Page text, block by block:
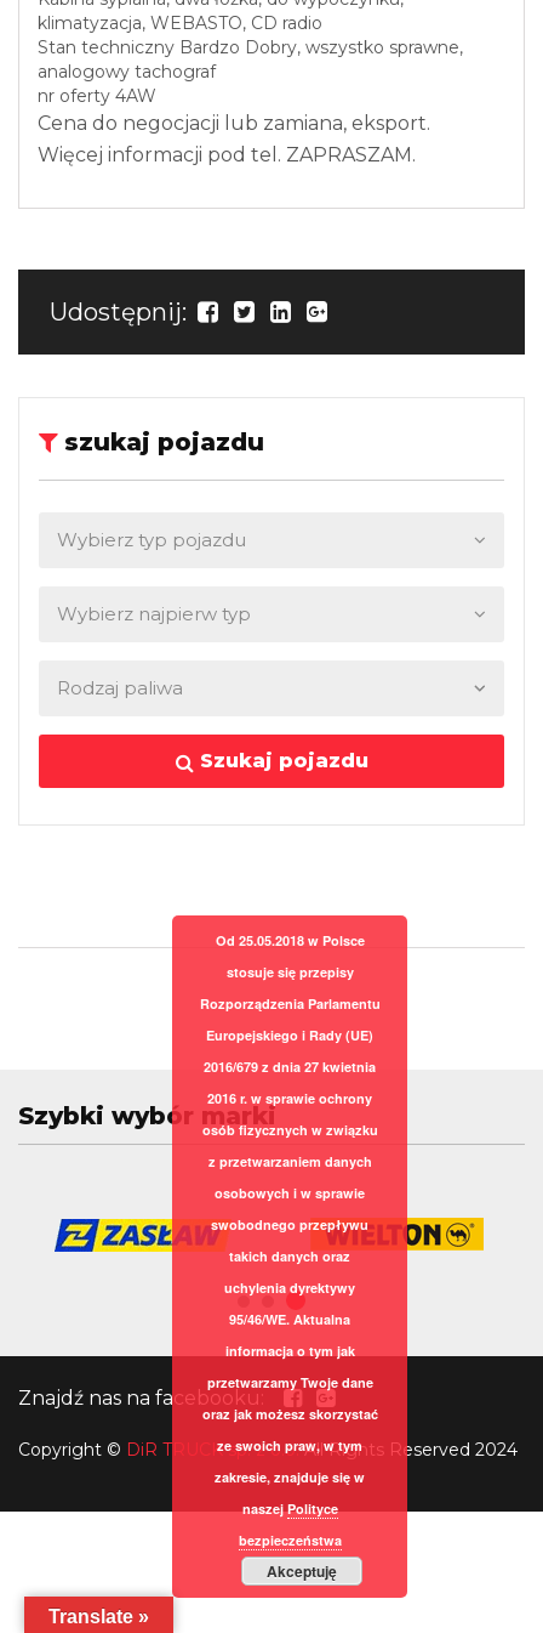
klimatyzacja, WEBASTO, CD radio
Stan techniczny Bardzo Dobry, wszystko sprawne,
analogowy tachograf
nr oferty 4AW
Cena do negocjacji lub zamiana, eksport.
Więcej informacji pod tel. ZAPRASZAM.
Udostępnij:
szukaj pojazdu
Szukaj pojazdu
Szybki wybór marki
Znajdź nas na facebooku:
Copyright © DiR TRUCK sp. z o.o.All Rights Reserved 2024
Translate »
Od 25.05.2018 w Polsce
stosuje się przepisy
Rozporządzenia Parlamentu
Europejskiego i Rady (UE)
2016/679 z dnia 27 kwietnia
2016 r. w sprawie ochrony
osób fizycznych w związku
z przetwarzaniem danych
osobowych i w sprawie
swobodnego przepływu
takich danych oraz
uchylenia dyrektywy
95/46/WE. Aktualna
informacja o tym jak
przetwarzamy Twoje dane
oraz jak możesz skorzystać
ze swoich praw, w tym
zakresie, znajduje się w
naszejPolityce
bezpieczeństwa
Akceptuję